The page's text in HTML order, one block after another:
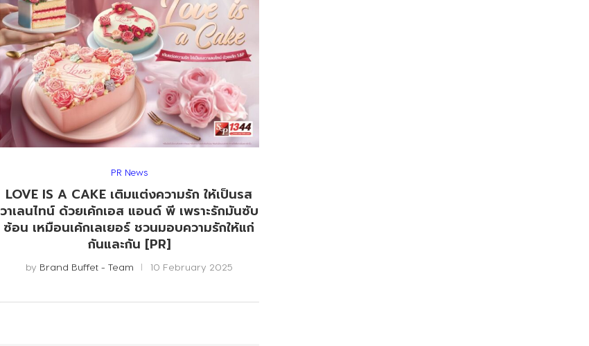
PR News
LOVE IS A CAKE เติมแต่งความรัก ให้เป็นรส
วาเลนไทน์ ด้วยเค้กเอส แอนด์ พี เพราะรักมันซับ
ซ้อน เหมือนเค้กเลเยอร์ ชวนมอบความรักให้แก่
กันและกัน [PR]
by Brand Buffet - Team 10 February 2025